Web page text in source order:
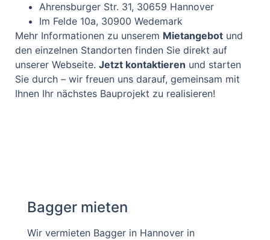
Ahrensburger Str. 31, 30659 Hannover
Im Felde 10a, 30900 Wedemark
Mehr Informationen zu unserem Mietangebot und
den einzelnen Standorten finden Sie direkt auf
unserer Webseite. Jetzt kontaktieren und starten
Sie durch – wir freuen uns darauf, gemeinsam mit
Ihnen Ihr nächstes Bauprojekt zu realisieren!
Bagger mieten
Wir vermieten Bagger in Hannover in